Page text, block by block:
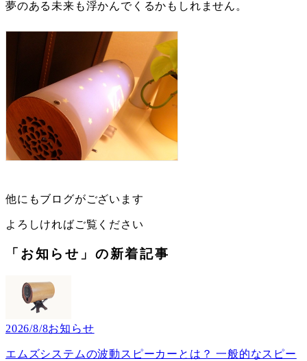
夢のある未来も浮かんでくるかもしれません。
他にもブログがございます
よろしければご覧ください
「お知らせ」の新着記事
2026/8/8お知らせ
エムズシステムの波動スピーカーとは？ 一般的なスピー